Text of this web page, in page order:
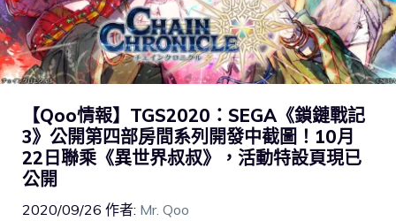
【Qoo情報】TGS2020：SEGA《鎖鏈戰記
3》公開第四部房間系列開發中截圖！10月
22日聯乘《異世界叔叔》，活動特設頁現已
公開
2020/09/26 作者: Mr. Qoo